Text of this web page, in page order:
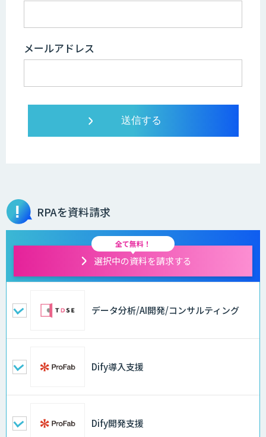
メールアドレス
RPAを資料請求
全て無料！
選択中の資料を請求する
データ分析/AI開発/コンサルティング
Dify導入支援
Dify開発支援